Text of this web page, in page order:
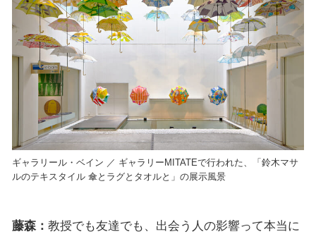
ギャラリール・ベイン ／ ギャラリーMITATEで行われた、「鈴木マサ
ルのテキスタイル 傘とラグとタオルと」の展示風景
藤森： 教授でも友達でも、出会う人の影響って本当に